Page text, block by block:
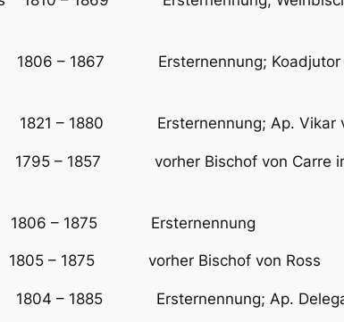
– 1867 Ersternennung; Koadjutor
– 1880 Ersternennung; Ap. Vikar
vorher Bischof von Carre in
– 1875 Ersternennung
vorher Bischof von Ross
– 1885 Ersternennung; Ap.